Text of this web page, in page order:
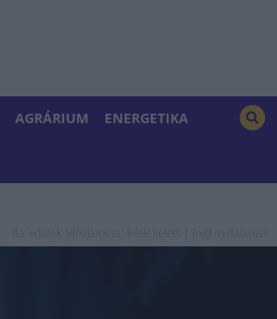
AGRÁRIUM ENERGETIKA